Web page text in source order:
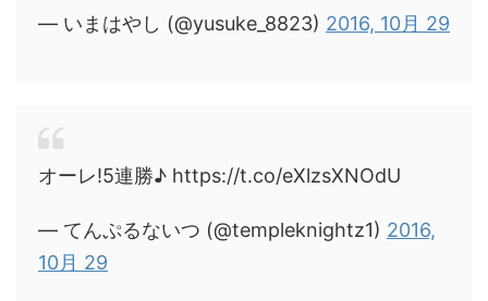
— いまはやし (@yusuke_8823) 2016, 10月 29
オーレ!5連勝♪ https://t.co/eXlzsXNOdU
— てんぷるないつ (@templeknightz1) 2016,
10月 29